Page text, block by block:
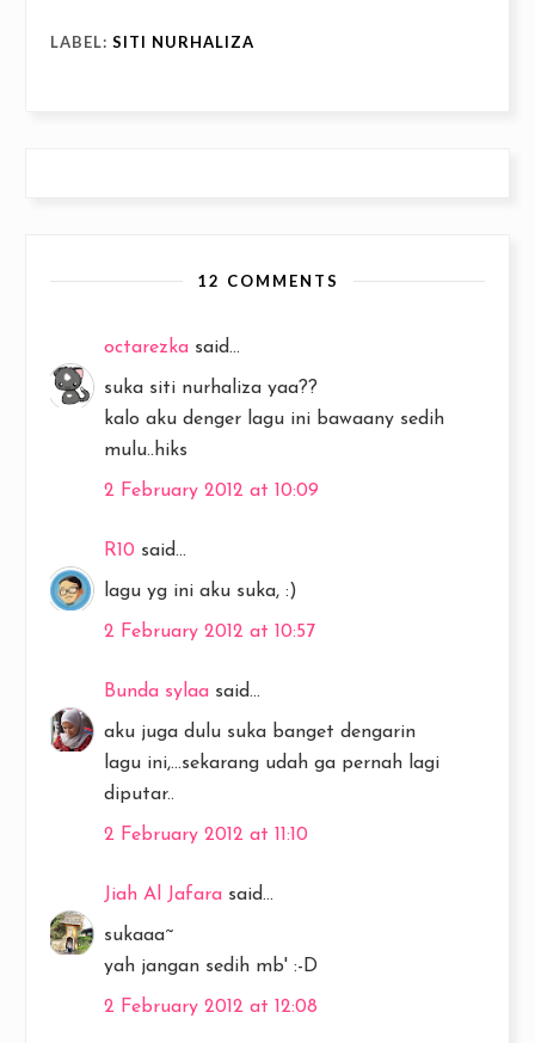
LABEL: SITI NURHALIZA
12 COMMENTS
octarezka said...
suka siti nurhaliza yaa??
kalo aku denger lagu ini bawaany sedih
mulu..hiks
2 February 2012 at 10:09
R10 said...
lagu yg ini aku suka, :)
2 February 2012 at 10:57
Bunda sylaa said...
aku juga dulu suka banget dengarin
lagu ini,...sekarang udah ga pernah lagi
diputar..
2 February 2012 at 11:10
Jiah Al Jafara said...
sukaaa~
yah jangan sedih mb' :-D
2 February 2012 at 12:08